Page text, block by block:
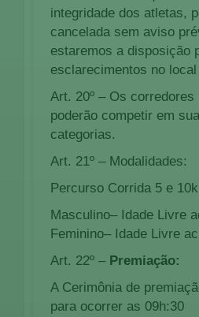
integridade dos atletas,
cancelada sem aviso
estaremos a disposição
esclarecimentos no
Art. 20º – Os corredores
poderão competir em
categorias.
Art. 21º – Modalidades:
Percurso Corrida 5 e
Masculino– Idade Livre
Feminino– Idade Livre
Art. 22º – Premiação:
A Cerimônia de
para ocorrer as 09h:30